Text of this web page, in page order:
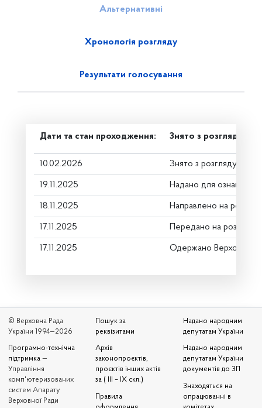
Альтернативні
Хронологія розгляду
Результати голосування
Дати та стан проходження: Знято з розгляду
10.02.2026 Знято з розгляду
19.11.2025 Надано для
18.11.2025 Направлено на
17.11.2025 Передано на розгляд
17.11.2025 Одержано Верховною
© Верховна Рада
України 1994—2026
Програмно-технічна
підтримка —
Управління
комп'ютеризованих
систем Апарату
Верховної Ради
Пошук за
реквізитами
Архів
законопроєктів,
проєктів інших актів
за ( III – IX скл.)
Правила
Надано народним
депутатам України
Надано народним
депутатам України
документів до ЗП
Знаходяться на
опрацюванні в